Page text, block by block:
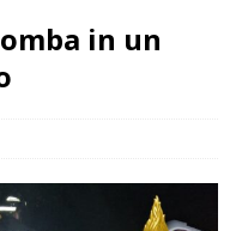
in un